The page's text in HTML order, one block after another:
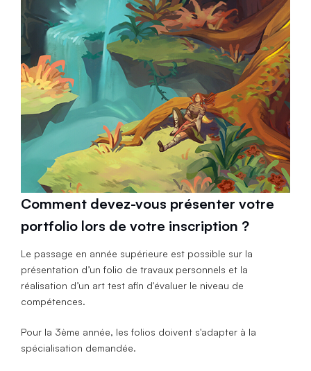
Comment devez-vous présenter votre
portfolio lors de votre inscription ?
Le passage en année supérieure est possible sur la
présentation d’un folio de travaux personnels et la
réalisation d’un art test afin d'évaluer le niveau de
compétences.
Pour la 3ème année, les folios doivent s'adapter à la
spécialisation demandée.